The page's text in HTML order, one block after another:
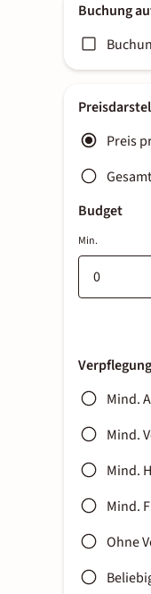
Buchung
Preis
Budget
Min.
Verpflegung
Mind.
Mind.
Mind.
Mind.
Ohne